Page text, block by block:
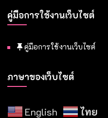
คู่มือการใช้งานเว็บไซต์
คู่มือการใช้งานเว็บไซต์
ภาษาของเว็บไซต์
English ไทย